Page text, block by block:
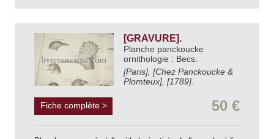
[GRAVURE].
Planche panckoucke
ornithologie : Becs.
[Paris], [Chez Panckoucke &
Plomteux], [1789].
Fiche complète > 50 €